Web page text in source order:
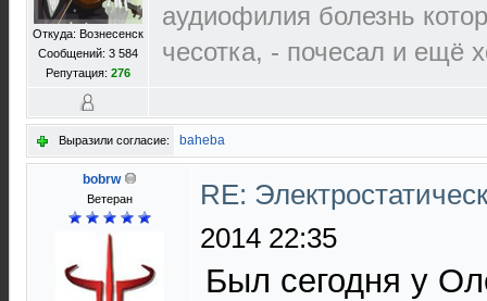
Откуда: Вознесенск
Сообщений: 3 584
Репутация: 276
аудиофилия болезнь
чесотка, - почесал и ещё
Выразили согласие: baheba
bobrw
Ветеран
RE:
2014 22:35
Был сегодня у